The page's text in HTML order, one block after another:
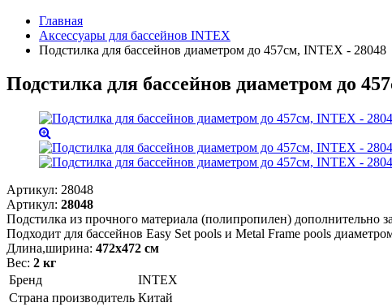
Главная
Аксессуары для бассейнов INTEX
Подстилка для бассейнов диаметром до 457см, INTEX - 28048
Подстилка для бассейнов диаметром до
Артикул: 28048
Артикул: 28048
Подстилка из прочного материала (полипропилен) дополнительно
Подходит для бассейнов Easy Set pools и Metal Frame pools
Длина,ширина: 472х472 см
Вес: 2 кг
Бренд
INTEX
Страна производитель Китай